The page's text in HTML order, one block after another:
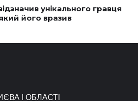
унікального гравця
його вразив
І ОБЛАСТІ